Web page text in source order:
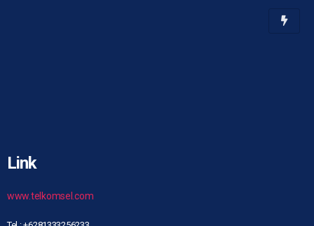
Link
www.telkomsel.com